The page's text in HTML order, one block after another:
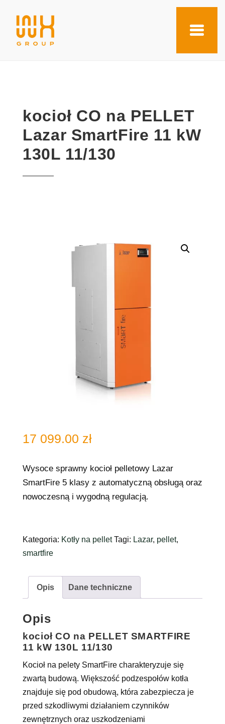
kocioł CO na PELLET
Lazar SmartFire 11 kW
130L 11/130
17 099.00 zł
Wysoce sprawny kocioł pelletowy Lazar
SmartFire 5 klasy z automatyczną obsługą oraz
nowoczesną i wygodną regulacją.
Kategoria: Kotły na pellet Tagi: Lazar, pellet,
smartfire
Opis Dane techniczne
Opis
kocioł CO na PELLET SMARTFIRE
11 kW 130L 11/130
Kocioł na pelety SmartFire charakteryzuje się
zwartą budową. Większość podzespołów kotła
znajduje się pod obudową, która zabezpiecza je
przed szkodliwymi działaniem czynników
zewnętrznych oraz uszkodzeniami